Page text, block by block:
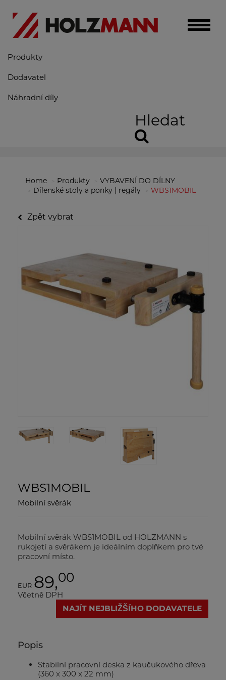
Toggle
Produkty
Dodavatel
Náhradní díly
Hledat
Home Produkty
VYBAVENÍ DO DÍLNY
Dílenské stoly a ponky | regály
WBS1MOBIL
Zpět vybrat
WBS1MOBIL
Mobilní svěrák
Mobilní svěrák WBS1MOBIL od HOLZMANN s
rukojetí a svěrákem je ideálním doplňkem pro tvé
pracovní místo.
EUR 89,00
Včetně DPH
NAJÍT NEJBLIŽŠÍHO DODAVATELE
Popis
Stabilní pracovní deska z kaučukového dřeva
(360 x 300 x 22 mm)